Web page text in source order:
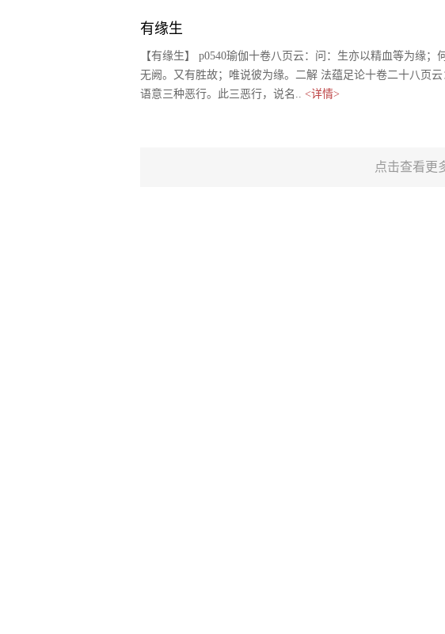
有缘生
【有缘生】 p0540瑜伽十卷八页云：问：生亦以精血等为缘
无阙。又有胜故；唯说彼为缘。二解 法蕴足论十卷二十八页
语意三种恶行。此三恶行，说名.. <详情>
点击查看更